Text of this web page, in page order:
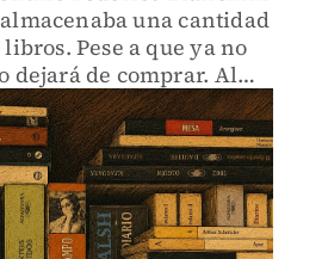
una cantidad
Pese a que ya no
dejará de comprar. Al
no se ponen agrios.